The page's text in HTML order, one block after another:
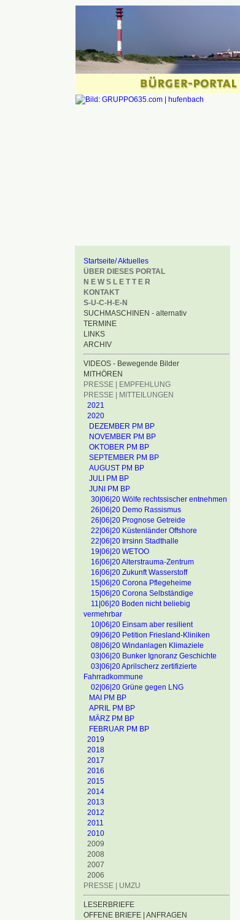
Startseite/ Aktuelles
ÜBER DIESES PORTAL
N E W S L E T T E R
KONTAKT
S-U-C-H-E-N
SUCHMASCHINEN - alternativ
TERMINE
LINKS
ARCHIV
VIDEOS - Bewegende Bilder
MITHÖREN
PRESSE | EMPFEHLUNG
PRESSE | MITTEILUNGEN
2021
2020
DEZEMBER PM BP
NOVEMBER PM BP
OKTOBER PM BP
SEPTEMBER PM BP
AUGUST PM BP
JULI PM BP
JUNI PM BP
30|06|20 Wölfe rechtssischer entnehmen
26|06|20 Demo Rassismus
26|06|20 Prognose Getreide
22|06|20 Küstenländer Offshore
22|06|20 Irrsinn Stadthalle
19|06|20 WETOO
16|06|20 Alterstrauma-Zentrum
16|06|20 Zukunft Wasserstoff
15|06|20 Corona Pflegeheime
15|06|20 Corona Selbständige
11|06|20 Boden nicht beliebig
vermehrbar
10|06|20 Einsam aber resilient
09|06|20 Petition Friesland-Kliniken
08|06|20 Windanlagen Klimaziele
03|06|20 Bunker Ignoranz Geschichte
03|06|20 Aprilscherz zertifizierte
Fahrradkommune
02|06|20 Grüne gegen LNG
MAI PM BP
APRIL PM BP
MÄRZ PM BP
FEBRUAR PM BP
2019
2018
2017
2016
2015
2014
2013
2012
2011
2010
2009
2008
2007
2006
PRESSE | UMZU
LESERBRIEFE
OFFENE BRIEFE | ANFRAGEN